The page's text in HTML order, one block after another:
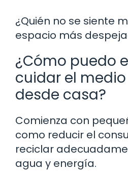
¿Quién no se siente
espacio más
¿Cómo puedo
cuidar el
desde casa?
Comienza con
como reducir el
reciclar
agua y energía.